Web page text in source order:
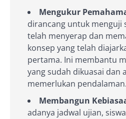
Mengukur
dirancang untuk menguji
telah menyerap dan
konsep yang telah
pertama. Ini membantu
yang sudah dikuasai dan
memerlukan pendalaman.
Membangun
adanya jadwal ujian,